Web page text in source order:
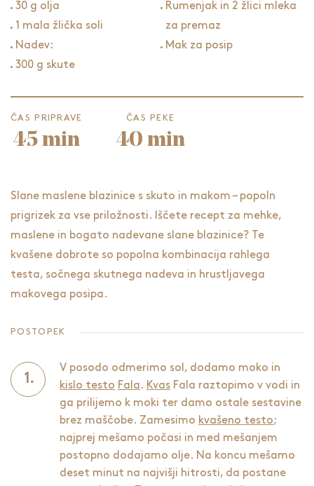
30 g olja
1 mala žlička soli
Nadev:
300 g skute
Rumenjak in 2 žlici mleka
za premaz
Mak za posip
ČAS PRIPRAVE
45 min
ČAS PEKE
40 min
Slane maslene blazinice s skuto in makom – popoln
prigrizek za vse priložnosti. Iščete recept za mehke,
maslene in bogato nadevane slane blazinice? Te
kvašene dobrote so popolna kombinacija rahlega
testa, sočnega skutnega nadeva in hrustljavega
makovega posipa.
POSTOPEK
V posodo odmerimo sol, dodamo moko in
kislo testo Fala . Kvas Fala raztopimo v vodi in
ga prilijemo k moki ter damo ostale sestavine
brez maščobe. Zamesimo kvašeno testo;
najprej mešamo počasi in med mešanjem
postopno dodajamo olje. Na koncu mešamo
deset minut na najvišji hitrosti, da postane